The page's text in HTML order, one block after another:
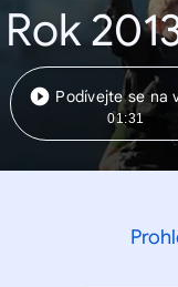
Rok
Podívejte se na
01:31